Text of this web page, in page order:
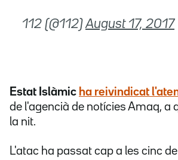
 112 (@112)August 17, 2017
Estat Islàmic ha reivindicat
de l'agencià de notícies Amaq, a
la nit.
L'atac ha passat cap a les cinc